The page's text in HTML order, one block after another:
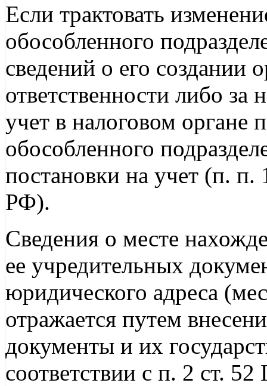
Если трактовать
обособленного
сведений о его создании
ответственности либо за
учет в налоговом органе
обособленного
постановки на учет (п. п.
РФ).
Сведения о месте
ее учредительных
юридического адреса
отражается путем
документы и их
соответствии с п. 2 ст. 52